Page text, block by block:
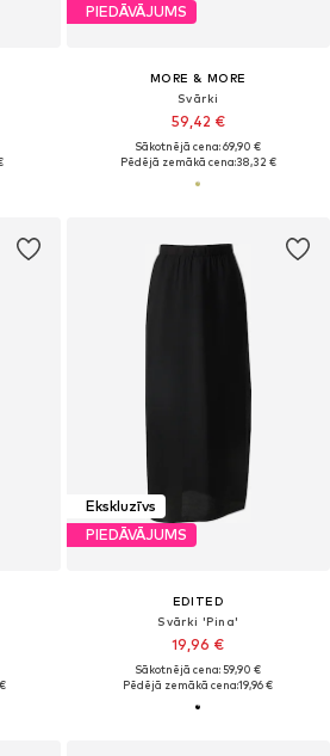
PIEDĀVĀJUMS
MORE & MORE
Svārki
59,42 €
Sākotnējā cena: 69,90 €
Pēdējā zemākā cena:38,32 €
Ekskluzīvs
PIEDĀVĀJUMS
EDITED
Svārki 'Pina'
19,96 €
Sākotnējā cena: 59,90 €
Pēdējā zemākā cena:19,96 €